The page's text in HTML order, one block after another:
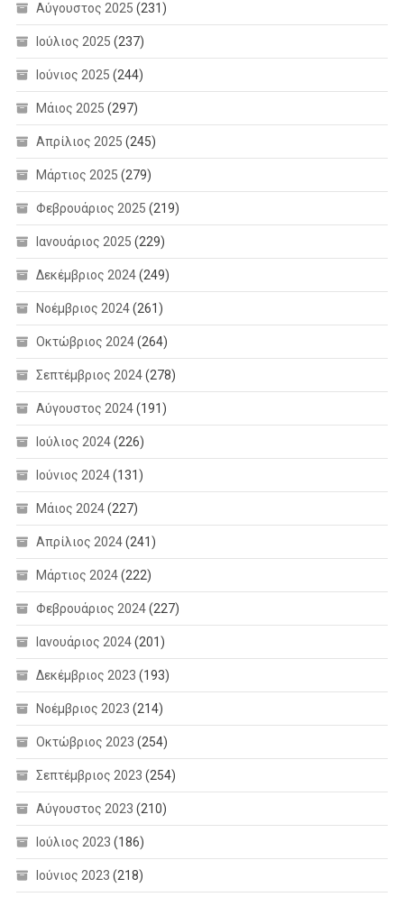
Αύγουστος 2025 (231)
Ιούλιος 2025 (237)
Ιούνιος 2025 (244)
Μάιος 2025 (297)
Απρίλιος 2025 (245)
Μάρτιος 2025 (279)
Φεβρουάριος 2025 (219)
Ιανουάριος 2025 (229)
Δεκέμβριος 2024(249)
Νοέμβριος 2024(261)
Οκτώβριος 2024(264)
Σεπτέμβριος 2024(278)
Αύγουστος 2024(191)
Ιούλιος 2024(226)
Ιούνιος 2024(131)
Μάιος 2024(227)
Απρίλιος 2024(241)
Μάρτιος 2024(222)
Φεβρουάριος 2024(227)
Ιανουάριος 2024(201)
Δεκέμβριος 2023 (193)
Νοέμβριος 2023 (214)
Οκτώβριος 2023 (254)
Σεπτέμβριος 2023 (254)
Αύγουστος 2023 (210)
Ιούλιος 2023 (186)
Ιούνιος 2023 (218)